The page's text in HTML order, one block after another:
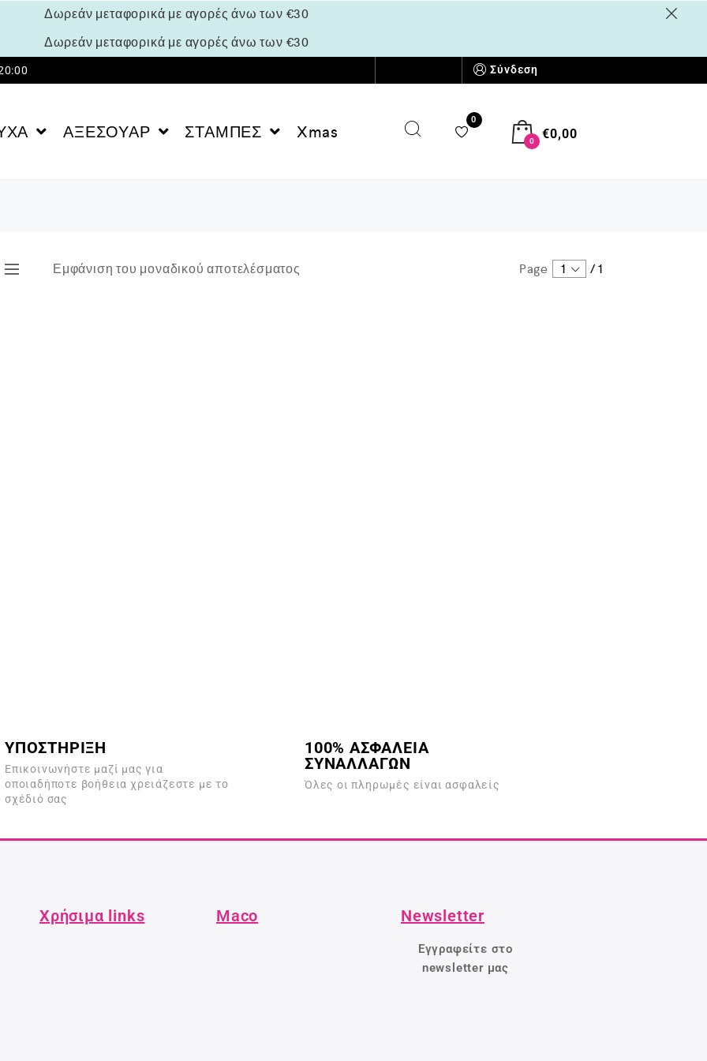
Δωρεάν μεταφορικά με αγορές άνω των €30
Δωρεάν μεταφορικά με αγορές άνω των €30
Σύνδεση
ΑΞΕΣΟΥΑΡ ΣΤΑΜΠΕΣ Xmas
0
0 €0,00
Εμφάνιση του μοναδικού αποτελέσματος Page 1 /1
ΥΠΟΣΤΗΡΙΞΗ
Επικοινωνήστε μαζί μας για
οποιαδήποτε βοήθεια χρειάζεστε με το
σχέδιό σας
100% ΑΣΦΑΛΕΙΑ
ΣΥΝΑΛΛΑΓΩΝ
Όλες οι πληρωμές είναι ασφαλείς
Χρήσιμα links Maco Newsletter
Εγγραφείτε στο
newsletter μας